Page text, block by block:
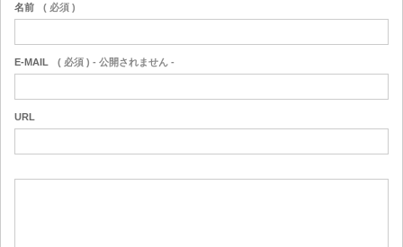
名前 ( 必須 )
E-MAIL ( 必須 ) - 公開されません -
URL